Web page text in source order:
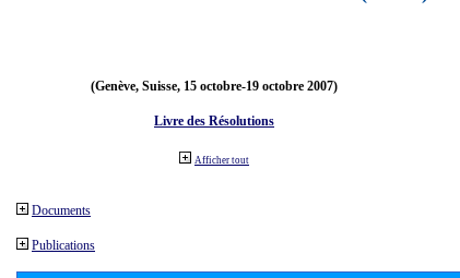
(Genève, Suisse, 15 octobre-19 octobre 2007)
Livre des Résolutions
Afficher tout
Documents
Publications